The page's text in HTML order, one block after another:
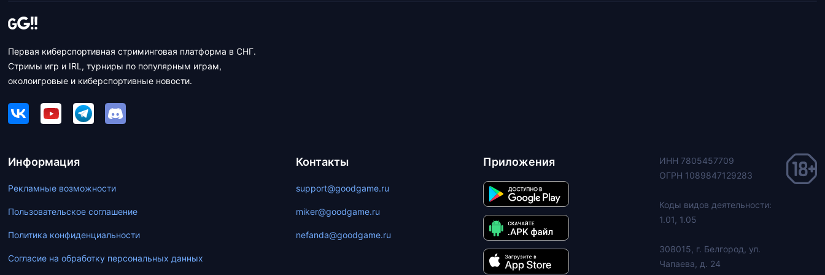
Первая киберспортивная стриминговая платформа в СНГ.
Стримы игр и IRL, турниры по популярным играм,
околоигровые и киберспортивные новости.
Информация
Рекламные возможности
Пользовательское соглашение
Политика конфиденциальности
Согласие на обработку персональных данных
Контакты
support@goodgame.ru
miker@goodgame.ru
nefanda@goodgame.ru
Приложения
ИНН 7805457709
ОГРН 1089847129283
Коды видов деятельности:
1.01, 1.05
308015, г. Белгород, ул.
Чапаева, д. 24